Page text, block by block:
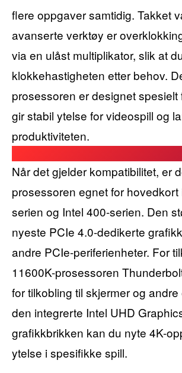
flere oppgaver samtidig. Takket
avanserte verktøy er
via en ulåst multiplikator, slik at
klokkehastigheten etter behov.
prosessoren er designet spesielt
gir stabil ytelse for videospill og
produktiviteten.
Når det gjelder kompatibilitet, er
prosessoren egnet for hovedkort
serien og Intel 400-serien. Den
nyeste PCIe 4.0-dedikerte
andre PCIe-periferienheter. For
11600K-prosessoren
for tilkobling til skjermer og
den integrerte Intel UHD
grafikkbrikken kan du nyte 4K-
ytelse i spesifikke spill.